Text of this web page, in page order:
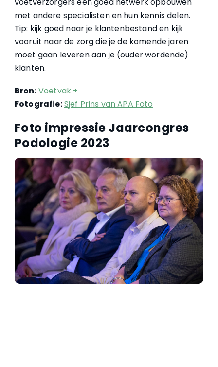
voetverzorgers een goed netwerk opbouwen
met andere specialisten en hun kennis delen.
Tip: kijk goed naar je klantenbestand en kijk
vooruit naar de zorg die je de komende jaren
moet gaan leveren aan je (ouder wordende)
klanten.
Bron:Voetvak +
Fotografie:Sjef Prins van APA Foto
Foto impressie Jaarcongres
Podologie 2023